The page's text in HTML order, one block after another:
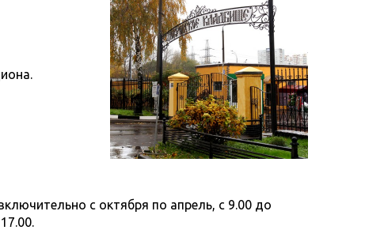
с октября по апрель, с 9.00 до